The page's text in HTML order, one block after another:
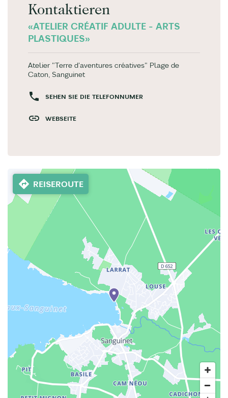
Kontaktieren
«ATELIER CRÉATIF ADULTE - ARTS
PLASTIQUES»
Atelier "Terre d'aventures créatives" Plage de
Caton, Sanguinet
SEHEN SIE DIE TELEFONNUMER
WEBSEITE
REISEROUTE